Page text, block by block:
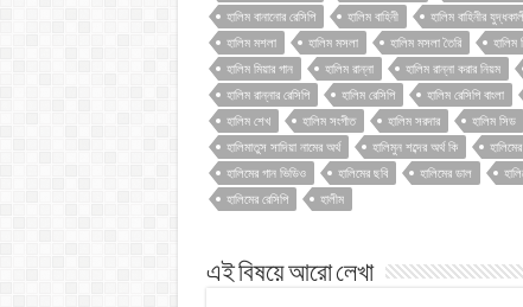
হালিম বানানোর রেসিপি
হালিম বাহিনী হালিম বাহিনীর
হালিম মশলা
হালিম মসলা হালিম মসলা তৈরি হালিম
হালিম মিয়ার গান
হালিম রান্না হালিম রান্না করার নিয়ম
হালিম রান্নার রেসিপি
হালিম রেসিপি হালিম রেসিপি বাংলা
হালিম শেখ
হালিম সংগীত হালিম সরদার হালিম সিড
হালিমাতুস সাদিয়া নামের অর্থ
হালিমুন শব্দের অর্থ কি
হালিমের গান ভিডিও
হালিমের ছবি হালিমের ডাল
হালিমের রেসিপি
হালীম
এই বিষয়ে আরো লেখা